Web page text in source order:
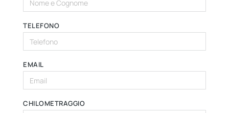
TELEFONO
EMAIL
CHILOMETRAGGIO